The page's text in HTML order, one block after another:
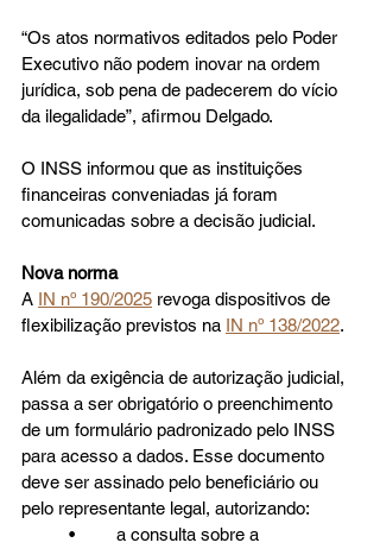
“Os atos normativos editados pelo Poder
Executivo não podem inovar na ordem
jurídica, sob pena de padecerem do vício
da ilegalidade”, afirmou Delgado.
O INSS informou que as instituições
financeiras conveniadas já foram
comunicadas sobre a decisão judicial.
Nova norma
A IN nº 190/2025 revoga dispositivos de
flexibilização previstos na IN nº 138/2022.
Além da exigência de autorização judicial,
passa a ser obrigatório o preenchimento
de um formulário padronizado pelo INSS
para acesso a dados. Esse documento
deve ser assinado pelo beneficiário ou
pelo representante legal, autorizando: